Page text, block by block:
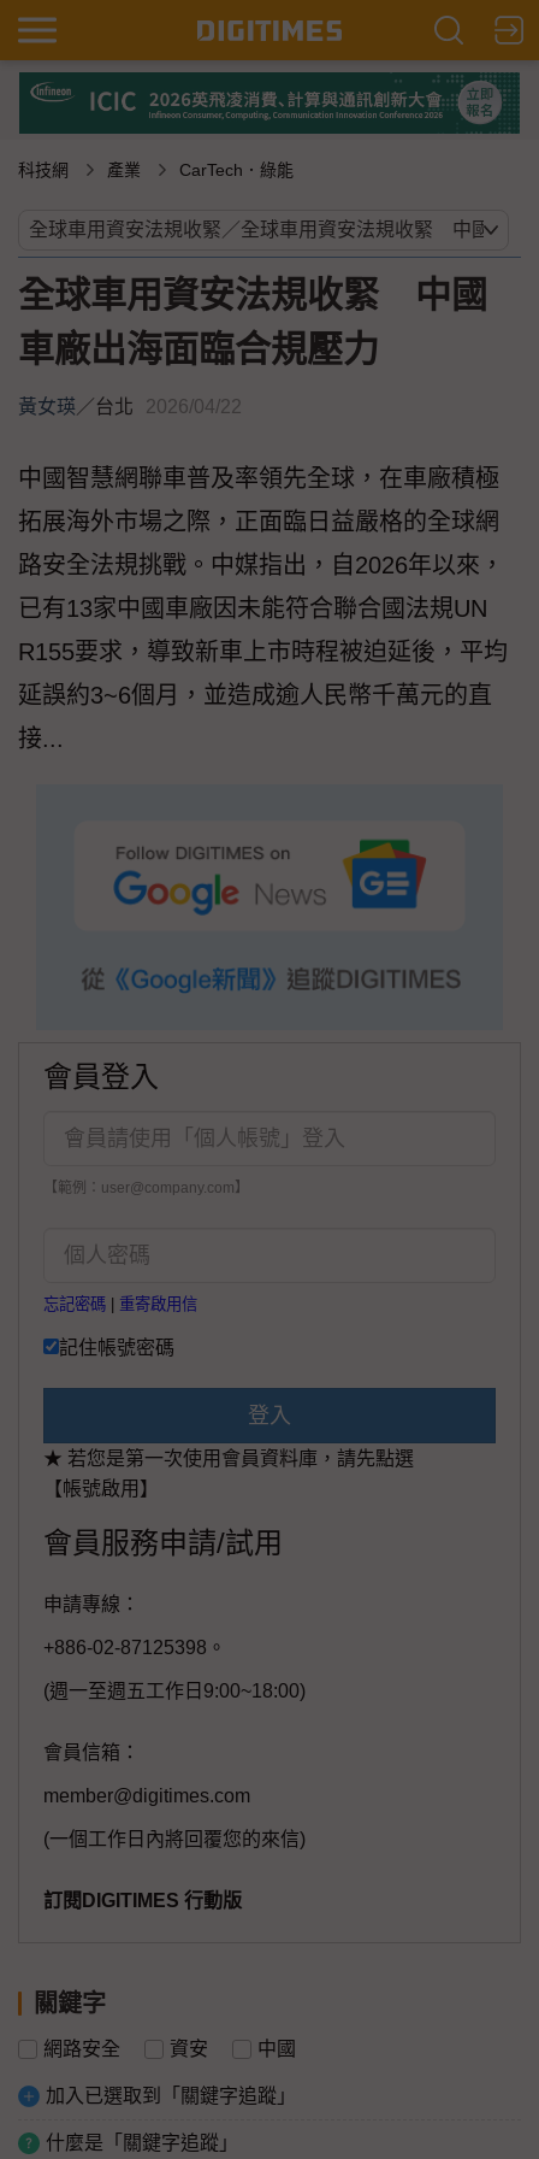
科技網 產業 CarTech．綠能
全球車用資安法規收緊 中國
車廠出海面臨合規壓力
黃女瑛／台北 2026/04/22
中國智慧網聯車普及率領先全球，在車廠積極
拓展海外市場之際，正面臨日益嚴格的全球網
路安全法規挑戰。中媒指出，自2026年以來，
已有13家中國車廠因未能符合聯合國法規UN
R155要求，導致新車上市時程被迫延後，平均
延誤約3~6個月，並造成逾人民幣千萬元的直
接...
會員登入
【範例：user@company.com】
忘記密碼 重寄啟用信
記住帳號密碼
登入
★ 若您是第一次使用會員資料庫，請先點選
【帳號啟用】
會員服務申請/試用
申請專線：
+886-02-87125398。
(週一至週五工作日9:00~18:00)
會員信箱：
member@digitimes.com
(一個工作日內將回覆您的來信)
訂閱DIGITIMES 行動版
關鍵字
網路安全 資安 中國
加入已選取到「關鍵字追蹤」
什麼是「關鍵字追蹤」